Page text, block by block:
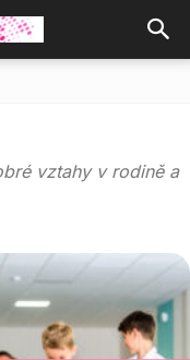
vztahy v rodině a